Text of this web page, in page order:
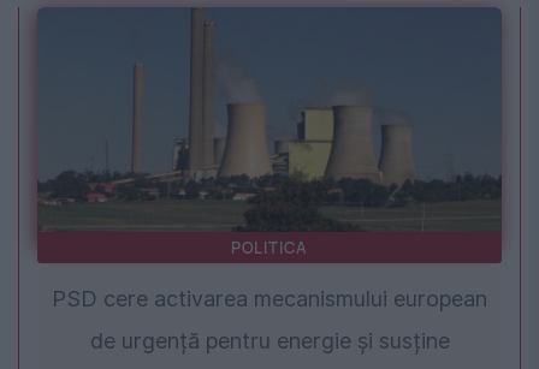
POLITICA
PSD cere activarea mecanismului european
de urgență pentru energie și susține